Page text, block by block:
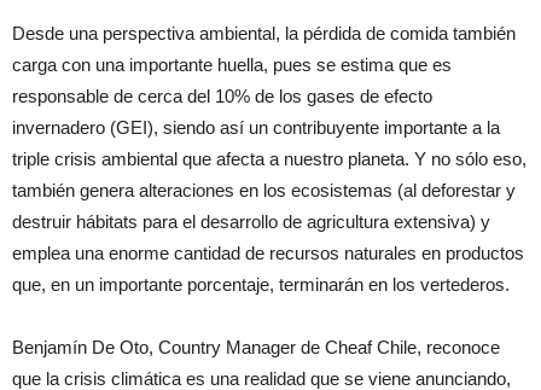
Desde una perspectiva ambiental, la pérdida de comida también
carga con una importante huella, pues se estima que es
responsable de cerca del 10% de los gases de efecto
invernadero (GEI), siendo así un contribuyente importante a la
triple crisis ambiental que afecta a nuestro planeta. Y no sólo eso,
también genera alteraciones en los ecosistemas (al deforestar y
destruir hábitats para el desarrollo de agricultura extensiva) y
emplea una enorme cantidad de recursos naturales en productos
que, en un importante porcentaje, terminarán en los vertederos.
Benjamín De Oto, Country Manager de Cheaf Chile, reconoce
que la crisis climática es una realidad que se viene anunciando,